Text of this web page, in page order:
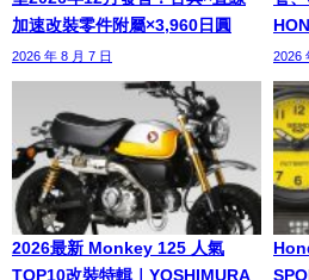
加速改裝零件附屬×3,960日圓
2026 年 8 月 7 日 2026
2026最新 Monkey 125 人氣
TOP10改裝特輯｜YOSHIMURA